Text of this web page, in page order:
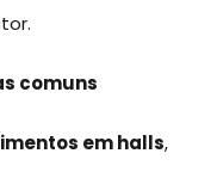
comuns
em halls,